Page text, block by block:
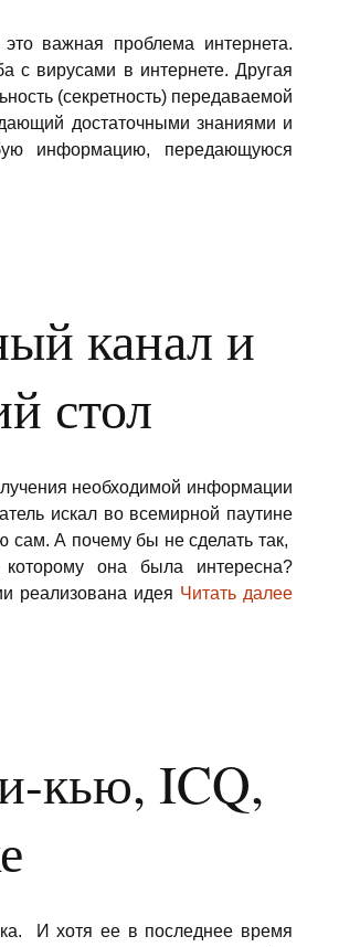
важная проблема интернета.
с вирусами в интернете. Другая
(секретность) передаваемой
достаточными знаниями и
информацию, передающуюся
и бесплатные ресурсы
канал и
стол
необходимой информации
искал во всемирной паутине
А почему бы не сделать так,
она была интересна?
реализована идея Читать далее
кью, ICQ,
И хотя ее в последнее время